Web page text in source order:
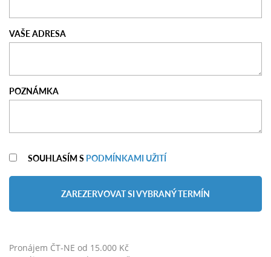
VAŠE ADRESA
POZNÁMKA
SOUHLASÍM S PODMÍNKAMI UŽITÍ
ZAREZERVOVAT SI VYBRANÝ TERMÍN
Pronájem ČT-NE od 15.000 Kč